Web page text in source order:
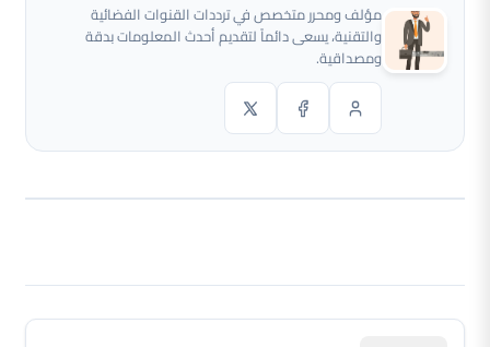
مؤلف ومحرر متخصص في ترددات القنوات الفضائية
والتقنية، يسعى دائماً لتقديم أحدث المعلومات بدقة
ومصداقية.